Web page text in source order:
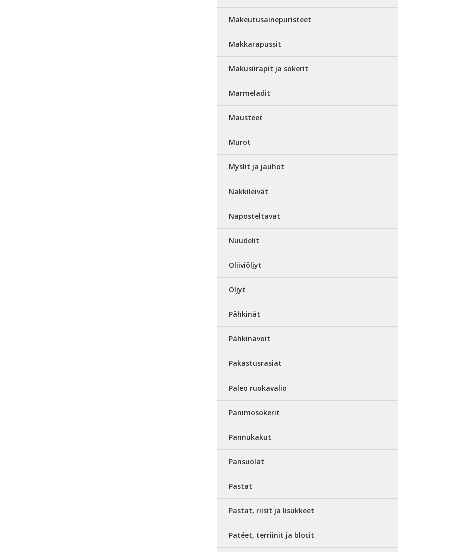
Makeutusainepuristeet
Makkarapussit
Makusiirapit ja sokerit
Marmeladit
Mausteet
Murot
Myslit ja jauhot
Näkkileivät
Naposteltavat
Nuudelit
Oliiviöljyt
Öljyt
Pähkinät
Pähkinävoit
Pakastusrasiat
Paleo ruokavalio
Panimosokerit
Pannukakut
Pansuolat
Pastat
Pastat, riisit ja lisukkeet
Patéet, terriinit ja blocit